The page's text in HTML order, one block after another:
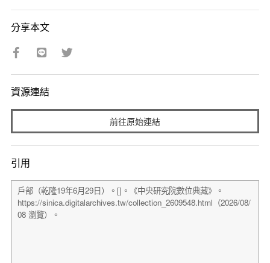
分享本文
資源連結
前往原始連結
引用